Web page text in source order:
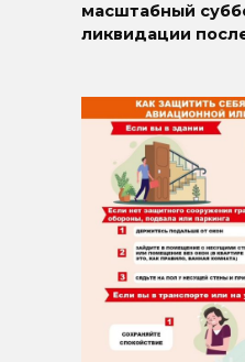
масштабный
ликвидации